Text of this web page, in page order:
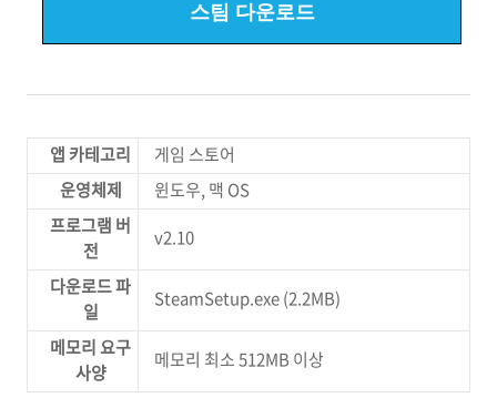
스팀 다운로드
앱 카테고리
게임 스토어
운영체제
윈도우, 맥 OS
프로그램 버
전
v2.10
다운로드 파
일
SteamSetup.exe (2.2MB)
메모리 요구
사양
메모리 최소 512MB 이상